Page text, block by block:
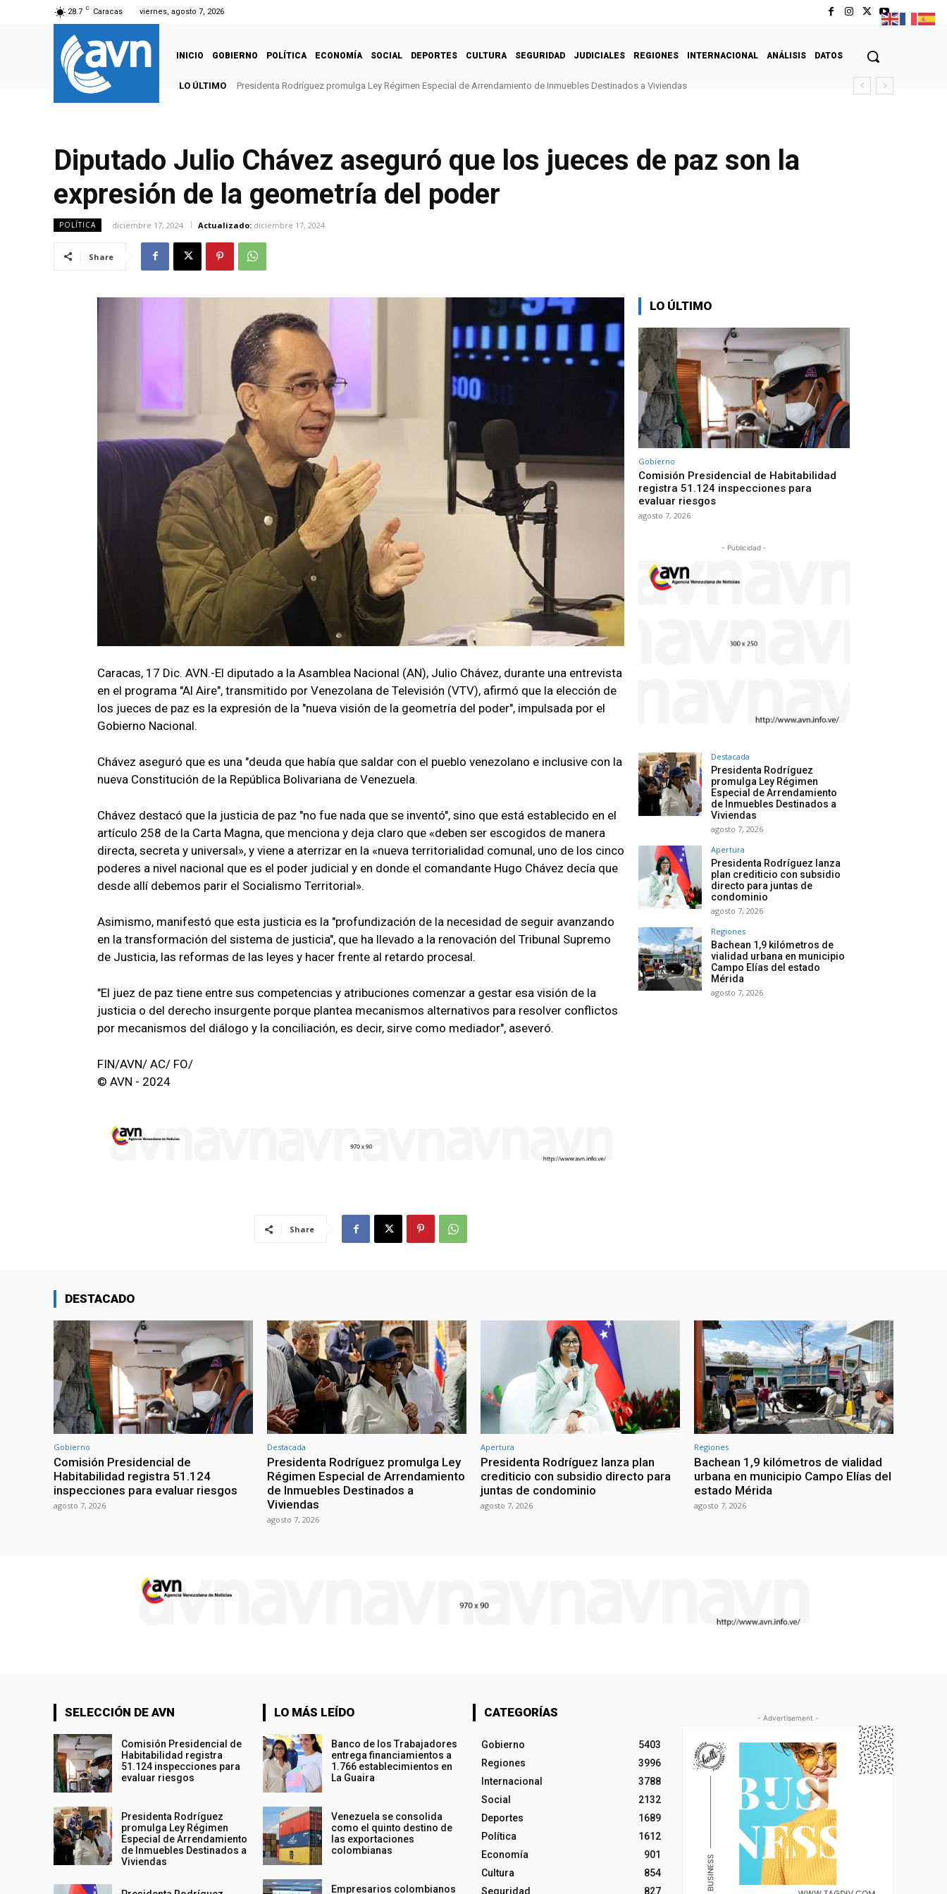
28.7 C Caracas viernes, agosto 7, 2026
INICIO GOBIERNO POLÍTICA ECONOMÍA SOCIAL DEPORTES CULTURA SEGURIDAD JUDICIALES REGIONES INTERNACIONAL ANÁLISIS DATOS
LO ÚLTIMO Presidenta Rodríguez promulga Ley Régimen Especial de Arrendamiento de Inmuebles Destinados a Viviendas
Diputado Julio Chávez aseguró que los jueces de paz son la
expresión de la geometría del poder
POLÍTICA diciembre 17, 2024 Actualizado: diciembre 17, 2024
Share
Caracas, 17 Dic. AVN.-El diputado a la Asamblea Nacional (AN), Julio Chávez, durante una entrevista
en el programa "Al Aire", transmitido por Venezolana de Televisión (VTV), afirmó que la elección de
los jueces de paz es la expresión de la "nueva visión de la geometría del poder", impulsada por el
Gobierno Nacional.
Chávez aseguró que es una "deuda que había que saldar con el pueblo venezolano e inclusive con la
nueva Constitución de la República Bolivariana de Venezuela.
Chávez destacó que la justicia de paz "no fue nada que se inventó", sino que está establecido en el
artículo 258 de la Carta Magna, que menciona y deja claro que «deben ser escogidos de manera
directa, secreta y universal», y viene a aterrizar en la «nueva territorialidad comunal, uno de los cinco
poderes a nivel nacional que es el poder judicial y en donde el comandante Hugo Chávez decía que
desde allí debemos parir el Socialismo Territorial».
Asimismo, manifestó que esta justicia es la "profundización de la necesidad de seguir avanzando
en la transformación del sistema de justicia", que ha llevado a la renovación del Tribunal Supremo
de Justicia, las reformas de las leyes y hacer frente al retardo procesal.
"El juez de paz tiene entre sus competencias y atribuciones comenzar a gestar esa visión de la
justicia o del derecho insurgente porque plantea mecanismos alternativos para resolver conflictos
por mecanismos del diálogo y la conciliación, es decir, sirve como mediador", aseveró.
FIN/AVN/ AC/ FO/
© AVN - 2024
Share
LO ÚLTIMO
Gobierno
Comisión Presidencial de Habitabilidad
registra 51.124 inspecciones para
evaluar riesgos
agosto 7, 2026
- Publicidad -
Destacada
Presidenta Rodríguez
promulga Ley Régimen
Especial de Arrendamiento
de Inmuebles Destinados a
Viviendas
agosto 7, 2026
Apertura
Presidenta Rodríguez lanza
plan crediticio con subsidio
directo para juntas de
condominio
agosto 7, 2026
Regiones
Bachean 1,9 kilómetros de
vialidad urbana en municipio
Campo Elías del estado
Mérida
agosto 7, 2026
DESTACADO
Gobierno
Comisión Presidencial de
Habitabilidad registra 51.124
inspecciones para evaluar riesgos
agosto 7, 2026
Destacada
Presidenta Rodríguez promulga Ley
Régimen Especial de Arrendamiento
de Inmuebles Destinados a
Viviendas
agosto 7, 2026
Apertura
Presidenta Rodríguez lanza plan
crediticio con subsidio directo para
juntas de condominio
agosto 7, 2026
Regiones
Bachean 1,9 kilómetros de vialidad
urbana en municipio Campo Elías del
estado Mérida
agosto 7, 2026
SELECCIÓN DE AVN
Comisión Presidencial de
Habitabilidad registra
51.124 inspecciones para
evaluar riesgos
Presidenta Rodríguez
promulga Ley Régimen
Especial de Arrendamiento
de Inmuebles Destinados a
Viviendas
LO MÁS LEÍDO
Banco de los Trabajadores
entrega financiamientos a
1.766 establecimientos en
La Guaira
Venezuela se consolida
como el quinto destino de
las exportaciones
colombianas
Empresarios colombianos
CATEGORÍAS
Gobierno
5403
Regiones
3996
Internacional
3788
Social
2132
Deportes
1689
Política
1612
Economía
901
Cultura
854
Seguridad
827
- Advertisement -